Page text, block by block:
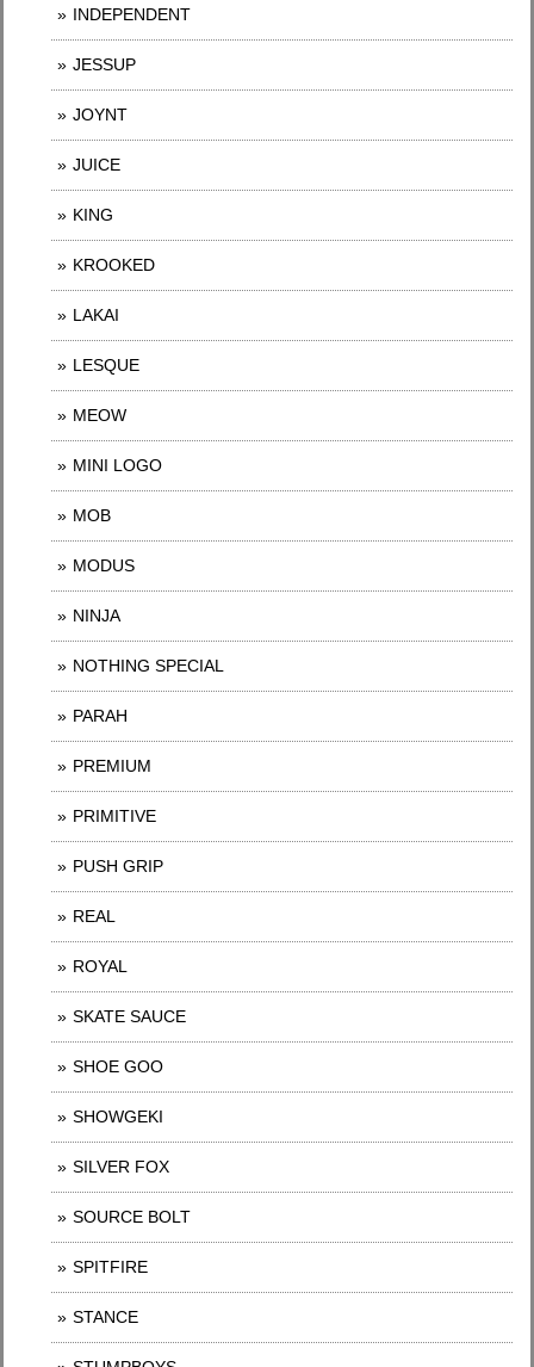
INDEPENDENT
JESSUP
JOYNT
JUICE
KING
KROOKED
LAKAI
LESQUE
MEOW
MINI LOGO
MOB
MODUS
NINJA
NOTHING SPECIAL
PARAH
PREMIUM
PRIMITIVE
PUSH GRIP
REAL
ROYAL
SKATE SAUCE
SHOE GOO
SHOWGEKI
SILVER FOX
SOURCE BOLT
SPITFIRE
STANCE